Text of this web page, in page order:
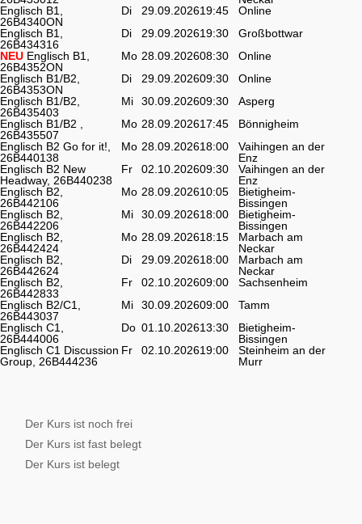
Englisch B1,
26B4340ON
Di 29.09.202619:45
Online
Englisch B1,
26B434316
Di 29.09.202619:30
Großbottwar
NEU Englisch B1,
26B4352ON
Mo 28.09.202608:30
Online
Englisch B1/B2,
26B4353ON
Di 29.09.202609:30
Online
Englisch B1/B2,
26B435403
Mi 30.09.202609:30
Asperg
Englisch B1/B2 ,
26B435507
Mo 28.09.202617:45
Bönnigheim
Englisch B2 Go for it!,
26B440138
Mo 28.09.202618:00
Vaihingen an der
Enz
Englisch B2 New
Headway, 26B440238
Fr 02.10.202609:30
Vaihingen an der
Enz
Englisch B2,
26B442106
Mo 28.09.202610:05
Bietigheim-
Bissingen
Englisch B2,
26B442206
Mi 30.09.202618:00
Bietigheim-
Bissingen
Englisch B2,
26B442424
Mo 28.09.202618:15
Marbach am
Neckar
Englisch B2,
26B442624
Di 29.09.202618:00
Marbach am
Neckar
Englisch B2,
26B442833
Fr 02.10.202609:00
Sachsenheim
Englisch B2/C1,
26B443037
Mi 30.09.202609:00
Tamm
Englisch C1,
26B444006
Do 01.10.202613:30
Bietigheim-
Bissingen
Englisch C1 Discussion
Group, 26B444236
Fr 02.10.202619:00
Steinheim an der
Murr
Der Kurs ist noch frei
Der Kurs ist fast belegt
Der Kurs ist belegt